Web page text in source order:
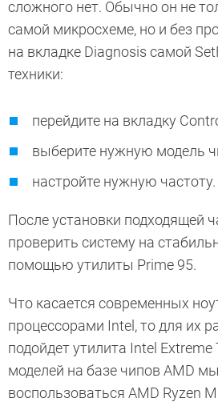
сложного нет. Обычно он не
самой микросхеме, но и без
на вкладке Diagnosis самой
техники:
перейдите на вкладку
выберите нужную модель
настройте нужную частоту.
После установки подходящей
проверить систему на
помощью утилиты Prime 95.
Что касается современных
процессорами Intel, то для их
подойдет утилита Intel Extreme
моделей на базе чипов AMD
воспользоваться AMD Ryzen